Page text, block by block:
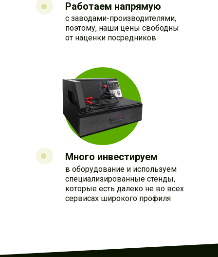
Много инвестируем
в оборудование и используем
специализированные стенды,
которые есть далеко не во всех
сервисах широкого профиля
Работаем напрямую
с заводами-производителями,
поэтому, наши цены свободны
от наценки посредников
ВО ВСЕ РЕГИОНЫ РФ